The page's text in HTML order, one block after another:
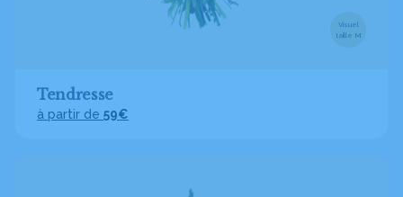
Visuel
taille M
Tendresse
à partir de 59€